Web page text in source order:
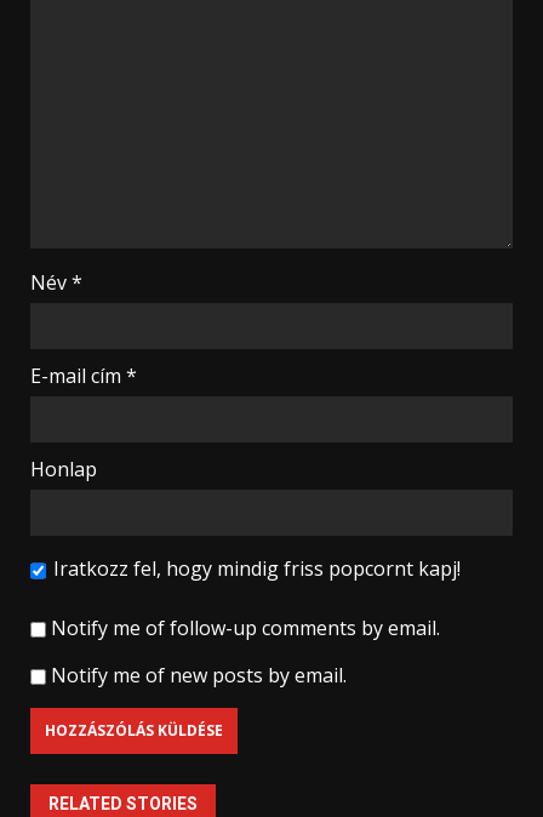
Név*
E-mail cím *
Honlap
Iratkozz fel, hogy mindig friss popcornt kapj!
Notify me of follow-up comments by email.
Notify me of new posts by email.
RELATED STORIES